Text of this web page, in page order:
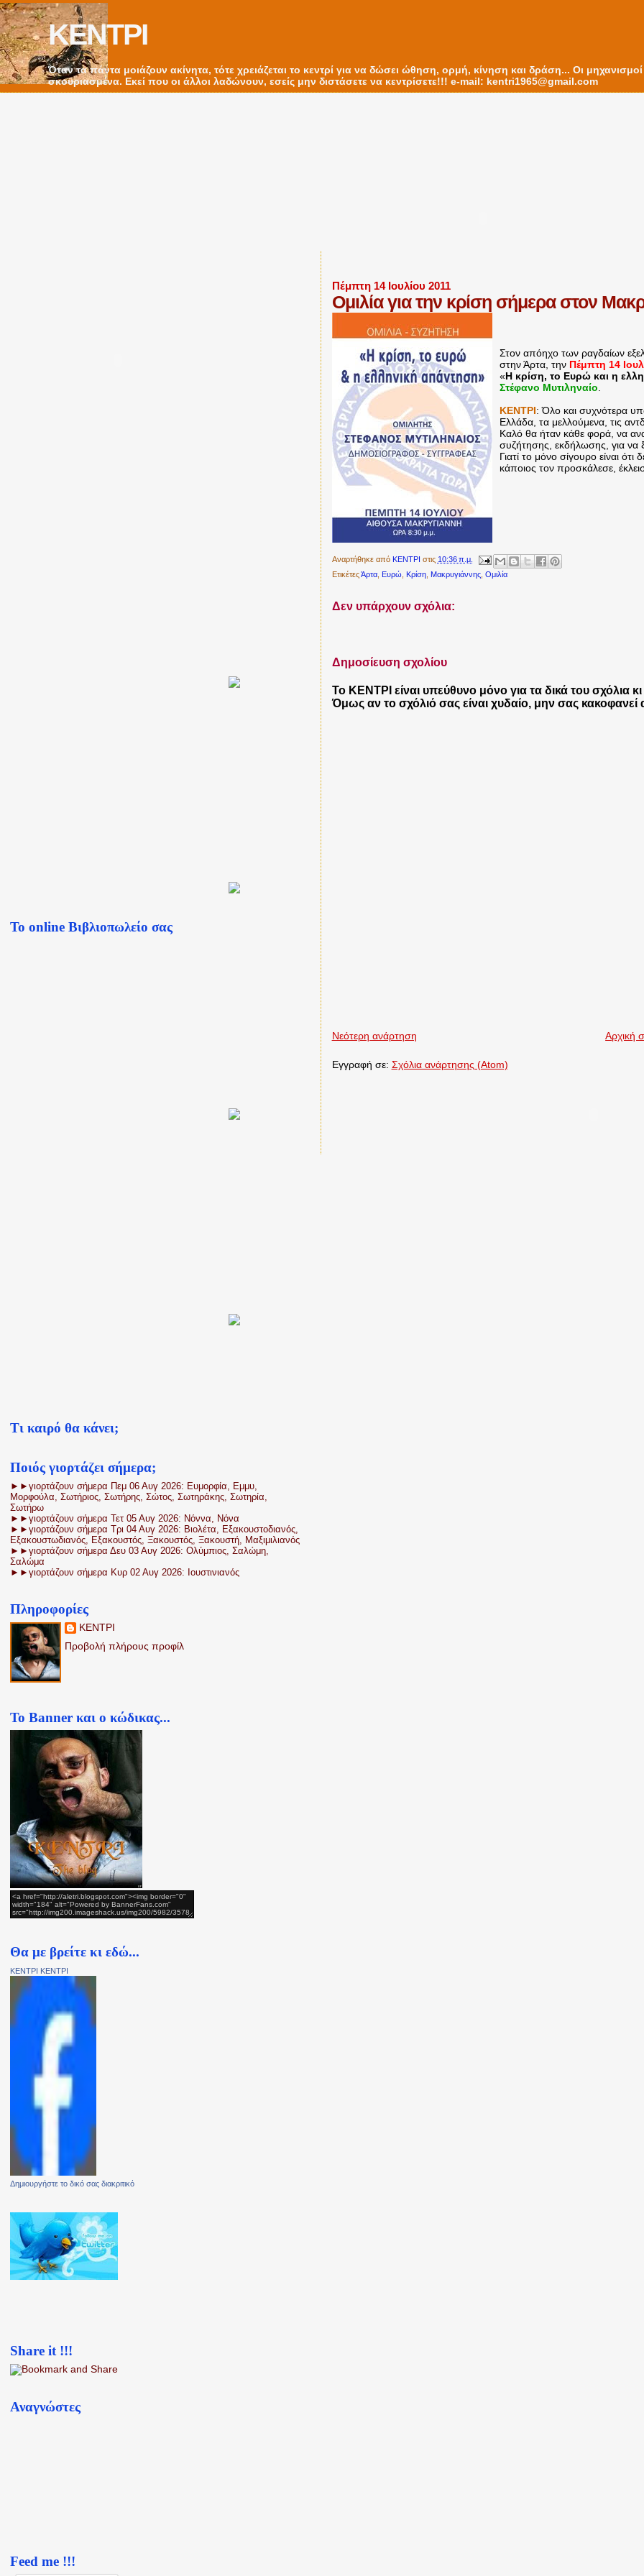
ΚΕΝΤΡΙ
Όταν τα πάντα μοιάζουν ακίνητα, τότε χρειάζεται το κεντρί για να δώσει ώθηση, ορμή, κίνηση και δράση... Οι
σκουριασμένα. Εκεί που οι άλλοι λαδώνουν, εσείς μην διστάσετε να κεντρίσετε!!! e-mail: kentri1965@gmail.com
Πέμπτη 14 Ιουλίου 2011
Ομιλία για την κρίση σήμερα στον
Στον απόηχο των ραγδαίων
στην Άρτα, την Πέμπτη 14
«Η κρίση, το Ευρώ και η
Στέφανο Μυτιληναίο.
ΚΕΝΤΡΙ: Όλο και συχνότερα
Ελλάδα, τα μελλούμενα, τις
Καλό θα ήταν κάθε φορά, να
συζήτησης, εκδήλωσης, για να
Γιατί το μόνο σίγουρο είναι
κάποιος τον προσκάλεσε,
Αναρτήθηκε από ΚΕΝΤΡΙ στις 10:36 π.μ.
ΕτικέτεςΆρτα, Ευρώ, Κρίση, Μακρυγιάννης, Ομιλία
Δεν υπάρχουν σχόλια:
Δημοσίευση σχολίου
Το ΚΕΝΤΡΙ είναι υπεύθυνο μόνο για τα δικά του σχόλια
Όμως αν το σχόλιό σας είναι χυδαίο, μην σας κακοφανεί
Νεότερη ανάρτηση Αρχική
Εγγραφή σε: Σχόλια ανάρτησης (Atom)
Το online Βιβλιοπωλείο σας
Τι καιρό θα κάνει;
Ποιός γιορτάζει σήμερα;
►►γιορτάζουν σήμερα Πεμ 06 Αυγ 2026: Ευμορφία, Εμμυ,
Μορφούλα, Σωτήριος, Σωτήρης, Σώτος, Σωτηράκης, Σωτηρία,
Σωτήρω
►►γιορτάζουν σήμερα Τετ 05 Αυγ 2026: Νόννα, Νόνα
►►γιορτάζουν σήμερα Τρι 04 Αυγ 2026: Βιολέτα, Εξακουστοδιανός,
Εξακουστωδιανός, Εξακουστός, Ξακουστός, Ξακουστή, Μαξιμιλιανός
►►γιορτάζουν σήμερα Δευ 03 Αυγ 2026: Ολύμπιος, Σαλώμη,
Σαλώμα
►►γιορτάζουν σήμερα Κυρ 02 Αυγ 2026: Ιουστινιανός
Πληροφορίες
ΚΕΝΤΡΙ
Προβολή πλήρους προφίλ
Το Banner και ο κώδικας...
Θα με βρείτε κι εδώ...
ΚΕΝΤΡΙ ΚΕΝΤΡΙ
Δημιουργήστε το δικό σας διακριτικό
Share it !!!
Αναγνώστες
Feed me !!!